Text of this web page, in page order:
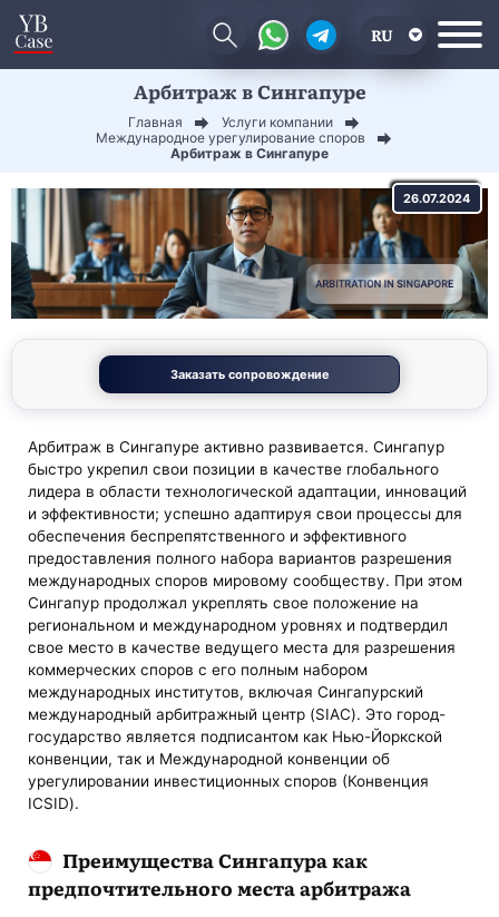
RU
Арбитраж в Сингапуре
Главная
Услуги компании
Международное урегулирование споров
Арбитраж в Сингапуре
26.07.2024
Заказать сопровождение
Арбитраж в Сингапуре активно развивается. Сингапур
быстро укрепил свои позиции в качестве глобального
лидера в области технологической адаптации, инноваций
и эффективности; успешно адаптируя свои процессы для
обеспечения беспрепятственного и эффективного
предоставления полного набора вариантов разрешения
международных споров мировому сообществу. При этом
Сингапур продолжал укреплять свое положение на
региональном и международном уровнях и подтвердил
свое место в качестве ведущего места для разрешения
коммерческих споров с его полным набором
международных институтов, включая Сингапурский
международный арбитражный центр (SIAC). Это город-
государство является подписантом как Нью-Йоркской
конвенции, так и Международной конвенции об
урегулировании инвестиционных споров (Конвенция
ICSID).
Преимущества Сингапура как
предпочтительного места арбитража